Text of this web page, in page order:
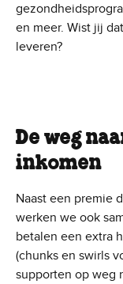
en meer. Wist jij
leveren?
De weg
inkomen
Naast een premie
werken we ook
betalen een extra
(chunks en swirls
supporten op weg